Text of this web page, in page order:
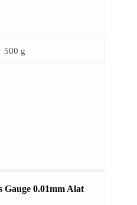
500 g
Gauge 0.01mm Alat